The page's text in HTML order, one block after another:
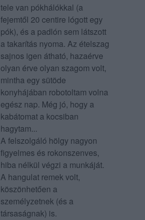
tele van pókhálókkal (a
fejemtől 20 centire lógott egy
pók), és a padlón sem látszott
a takarítás nyoma. Az ételszag
sajnos igen átható, hazaérve
olyan érve olyan szagom volt,
mintha egy sütöde
konyhájában robotoltam volna
egész nap. Még jó, hogy a
kabátomat a kocsiban
hagytam...
A felszolgáló hölgy nagyon
figyelmes és rokonszenves,
hiba nélkül végzi a munkáját.
A hangulat remek volt,
köszönhetően a
személyzetnek (és a
társaságnak) is.